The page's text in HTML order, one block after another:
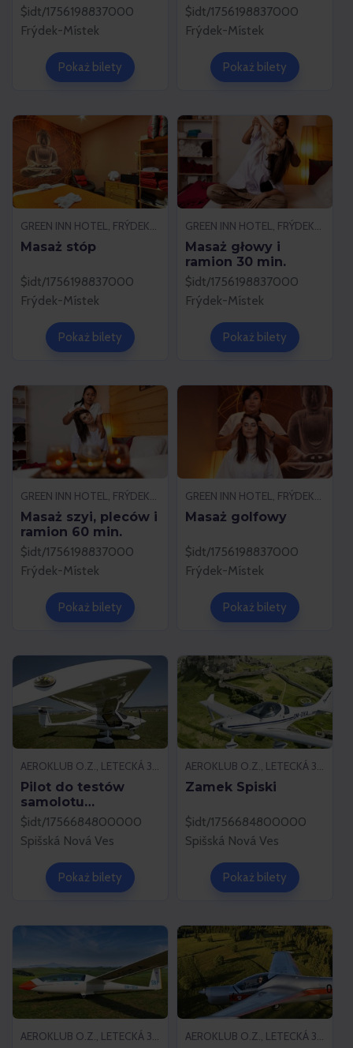
$idt/1756198837000
Frýdek-Místek
Pokaż bilety
$idt/1756198837000
Frýdek-Místek
Pokaż bilety
Masaż stóp
$idt/1756198837000
Frýdek-Místek
Pokaż bilety
Masaż głowy i
ramion 30 min.
$idt/1756198837000
Frýdek-Místek
Pokaż bilety
GREEN INN HOTEL, FRÝDEK-MÍSTEK
Masaż szyi, pleców i
ramion 60 min.
$idt/1756198837000
Frýdek-Místek
Pokaż bilety
GREEN INN HOTEL, FRÝDEK-MÍSTEK
Masaż golfowy
$idt/1756198837000
Frýdek-Místek
Pokaż bilety
AEROKLUB O.Z., LETECKÁ 37, 052 01 SPIŠSKÁ NOVÁ VES
Pilot do testów
samolotu
silnikowego
$idt/1756684800000
Spišská Nová Ves
Pokaż bilety
AEROKLUB O.Z., LETECKÁ 37, 052 01 SPIŠSKÁ NOVÁ VES
Zamek Spiski
$idt/1756684800000
Spišská Nová Ves
Pokaż bilety
AEROKLUB O.Z., LETECKÁ 37, 052 01 SPIŠSKÁ NOVÁ VES AEROKLUB O.Z., LETECKÁ 37, 052 01 SPIŠSKÁ NOVÁ VES